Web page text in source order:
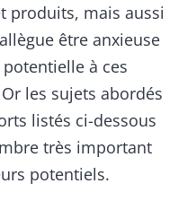
produits, mais aussi
être anxieuse
à ces
les sujets abordés
listés ci-dessous
très important
potentiels.